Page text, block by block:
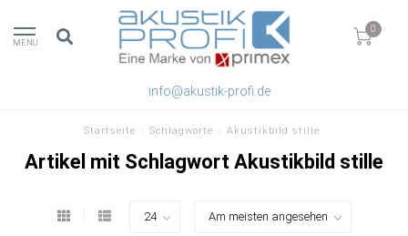
MENU
0
info@akustik-profi.de
Startseite Schlagworte Akustikbild stille
Artikel mit Schlagwort Akustikbild stille